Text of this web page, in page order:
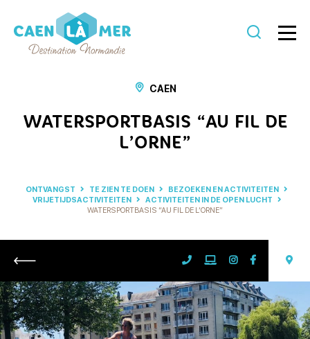
Toerisme
CAEN
WATERSPORTBASIS “AU FIL DE
L’ORNE”
ONTVANGST TE ZIEN TE DOEN
BEZOEKEN EN ACTIVITEITEN
VRIJETIJDSACTIVITEITEN
ACTIVITEITEN IN DE OPEN LUCHT
WATERSPORTBASIS “AU FIL DE L’ORNE”
Retour